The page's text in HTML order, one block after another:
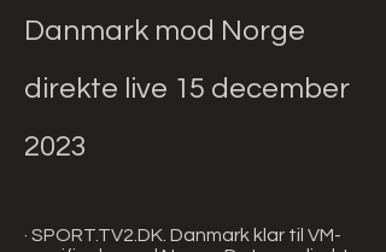
Danmark mod Norge
direkte live 15 december
2023
· SPORT.TV2.DK. Danmark klar til VM-